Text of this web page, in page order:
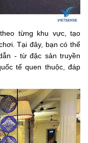
từng khu vực, tạo
Tại đây, bạn có thể
- từ đặc sản truyền
tế quen thuộc, đáp